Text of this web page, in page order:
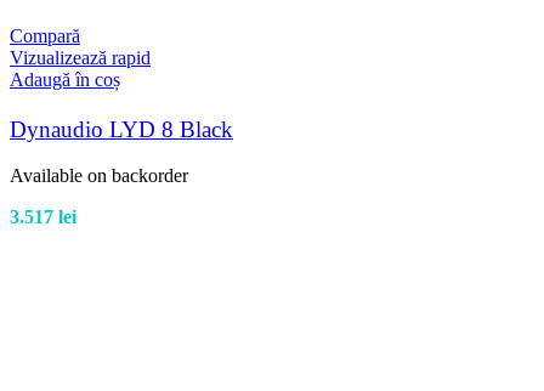
Compară
Vizualizează rapid
Adaugă în coș
Dynaudio LYD 8 Black
Available on backorder
3.517 lei